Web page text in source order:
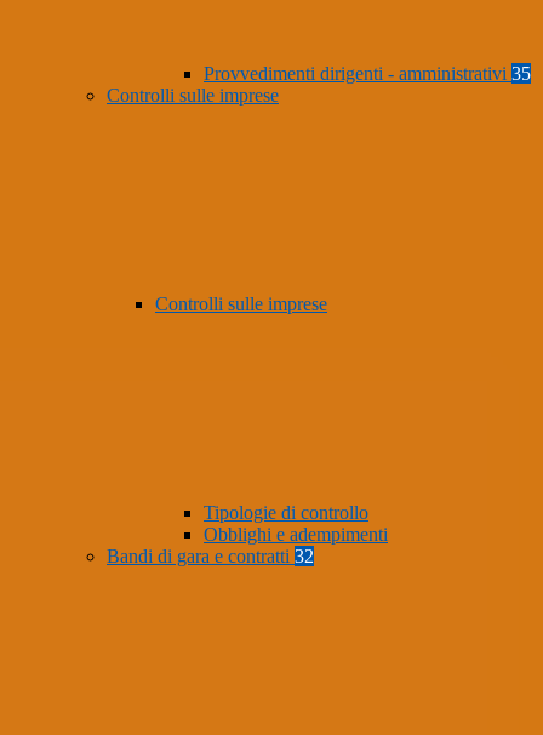
Provvedimenti dirigenti - amministrativi 35
Controlli sulle imprese
Controlli sulle imprese
Tipologie di controllo
Obblighi e adempimenti
Bandi di gara e contratti 32